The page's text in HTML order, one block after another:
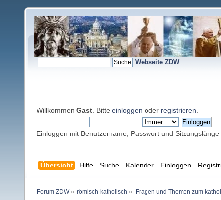
Webseite ZDW
Willkommen Gast . Bitte einloggen oder registrieren
Einloggen mit Benutzername, Passwort und Sitzungslänge
Übersicht Hilfe Suche Kalender Einloggen
Forum ZDW» römisch-katholisch » Fragen und Themen zum